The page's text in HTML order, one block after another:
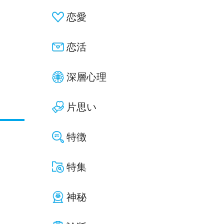
恋愛
恋活
深層心理
片思い
特徴
特集
神秘